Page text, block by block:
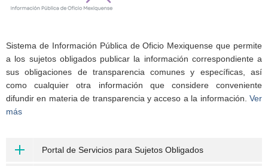
Sistema de Información Pública de Oficio Mexiquense que permite
a los sujetos obligados publicar la información correspondiente a
sus obligaciones de transparencia comunes y específicas, así
como cualquier otra información que considere conveniente
difundir en materia de transparencia y acceso a la información. Ver
más
Portal de Servicios para Sujetos Obligados